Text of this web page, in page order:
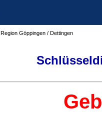
Region Göppingen / Dettingen